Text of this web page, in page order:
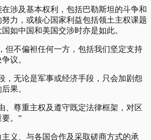
涉及基本权利，包括巴勒斯坦的斗争和
力，或核心国家利益包括领土主权课题
如中国和美国交涉时亦是如此。
但不偏袒任何一方，包括我们坚定支持
议。
，无论是军事或经济手段，只会加剧怨
果。
、尊重主权及遵守既定法律框架，对区
。”
义、与各国合作及采取磋商方式的承